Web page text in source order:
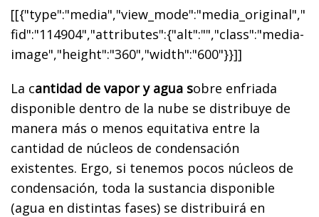
[[{"type":"media","view_mode":"media_original","
fid":"114904","attributes":{"alt":"","class":"media-
image","height":"360","width":"600"}}]]
La cantidad de vapor y agua sobre enfriada
disponible dentro de la nube se distribuye de
manera más o menos equitativa entre la
cantidad de núcleos de condensación
existentes. Ergo, si tenemos pocos núcleos de
condensación, toda la sustancia disponible
(agua en distintas fases) se distribuirá en